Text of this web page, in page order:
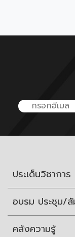
ประเด็นวิชาการ
อบรม ประชุม/สั
คลังความรู้